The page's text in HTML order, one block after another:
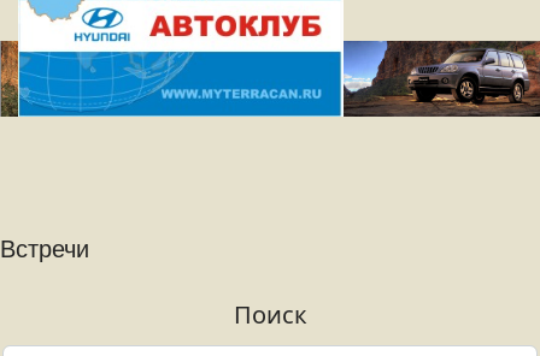
Встречи
Поиск